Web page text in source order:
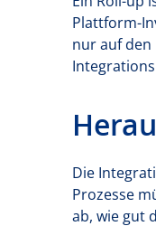
Plattform-
nur auf den
Die
Prozesse
ab, wie gut